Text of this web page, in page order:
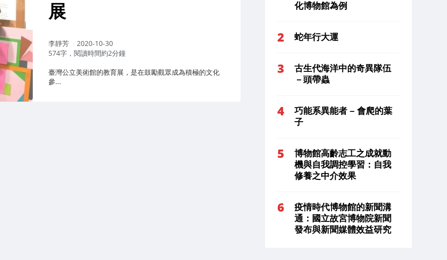
展
作
者：
李靜芳
2020-10-30
574字，閱讀時間約2分鐘
臺灣公立美術館的教育展，是在鼓勵觀眾成為積極的文化
參...
化博物館為例
蛇年行大運
古生代海洋中的奇異隊伍
－頭帶蟲
巧能系異能者 – 會爬的葉
子
博物館高齡志工之成就動
機與自我調控學習：自我
修養之中介效果
疫情時代博物館的新聞溝
通：國立故宮博物院新聞
發布與新聞媒體效益研究